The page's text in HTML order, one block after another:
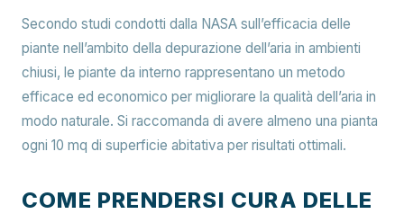
Secondo studi condotti dalla NASA sull’efficacia delle
piante nell’ambito della depurazione dell’aria in ambienti
chiusi, le piante da interno rappresentano un metodo
efficace ed economico per migliorare la qualità dell’aria in
modo naturale. Si raccomanda di avere almeno una pianta
ogni 10 mq di superficie abitativa per risultati ottimali.
COME PRENDERSI CURA DELLE